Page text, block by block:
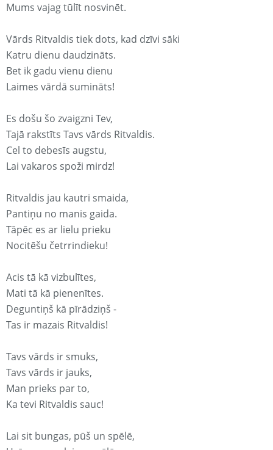
Mums vajag tūlīt nosvinēt.
Vārds Ritvaldis tiek dots, kad dzīvi sāki
Katru dienu daudzināts.
Bet ik gadu vienu dienu
Laimes vārdā sumināts!
Es došu šo zvaigzni Tev,
Tajā rakstīts Tavs vārds Ritvaldis.
Cel to debesīs augstu,
Lai vakaros spoži mirdz!
Ritvaldis jau kautri smaida,
Pantiņu no manis gaida.
Tāpēc es ar lielu prieku
Nocitēšu četrrindieku!
Acis tā kā vizbulītes,
Mati tā kā pienenītes.
Deguntiņš kā pīrādziņš -
Tas ir mazais Ritvaldis!
Tavs vārds ir smuks,
Tavs vārds ir jauks,
Man prieks par to,
Ka tevi Ritvaldis sauc!
Lai sit bungas, pūš un spēlē,